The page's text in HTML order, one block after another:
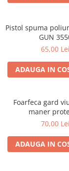
Pistol spuma
GUN
65,00 Lei
ADAUGA IN
Foarfeca gard
maner
70,00 Lei
ADAUGA IN